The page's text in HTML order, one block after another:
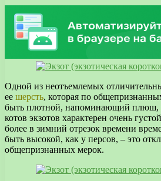
Одной из неотъемлемых
ее шерсть, которая по
быть плотной, напоминающий плюш,
котов экзотов характерен очень
более в зимний отрезок времени
быть высокой, как у персов, – это
общепризнанных мерок.